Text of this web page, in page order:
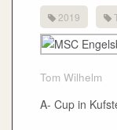
2019
Tom Wilhelm
A- Cup in